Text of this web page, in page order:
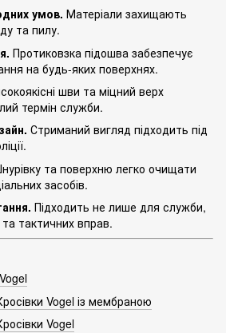
умов. Матеріали захищають
та пилу.
Протиковзка підошва забезпечує
на будь-яких поверхнях.
шви та міцний верх
термін служби.
Стриманий вигляд підходить під
та поверхню легко очищати
засобів.
Підходить не лише для служби,
тактичних вправ.
Vogel із мембраною
Vogel